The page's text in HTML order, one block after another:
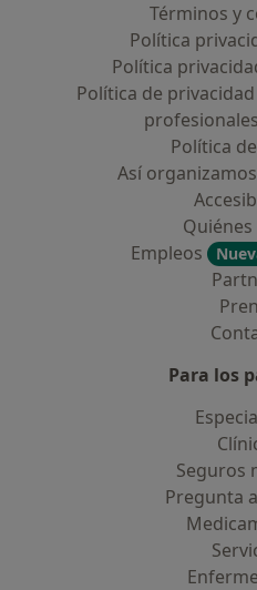
Términos y
Política
Política
Política de
Política
Así
Empleos
Para los
Seguros
Pregunta